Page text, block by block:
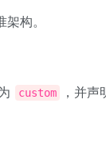
构。
custom
，并